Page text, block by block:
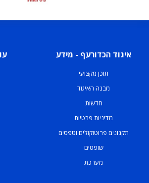
איגוד הכדורעף - מידע
תוכן מקצועי
מבנה האיגוד
חדשות
מדיניות פרטיות
תקנונים פרוטוקולים וטפסים
שופטים
מערכת